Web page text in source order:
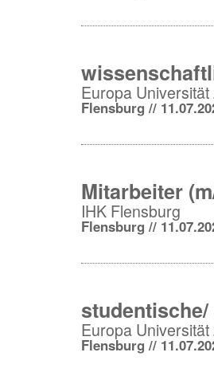
Europa
Flensburg //
Mitarbeiter
IHK Flensburg
Flensburg //
Europa
Flensburg //